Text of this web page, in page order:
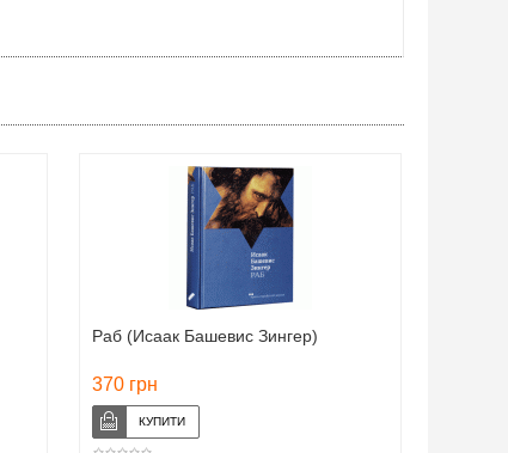
Раб (Исаак Башевис Зингер)
370 грн